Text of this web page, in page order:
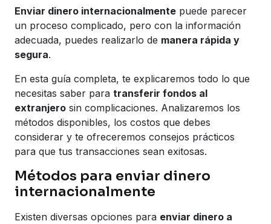
Enviar dinero internacionalmente puede parecer
un proceso complicado, pero con la información
adecuada, puedes realizarlo de manera rápida y
segura.
En esta guía completa, te explicaremos todo lo que
necesitas saber para transferir fondos al
extranjero sin complicaciones. Analizaremos los
métodos disponibles, los costos que debes
considerar y te ofreceremos consejos prácticos
para que tus transacciones sean exitosas.
Métodos para enviar dinero
internacionalmente
Existen diversas opciones para enviar dinero a